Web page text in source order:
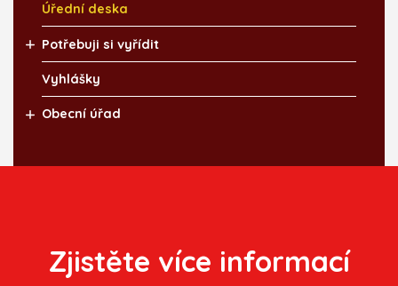
Úřední deska
Potřebuji si vyřídit
Vyhlášky
Obecní úřad
Zjistěte více informací